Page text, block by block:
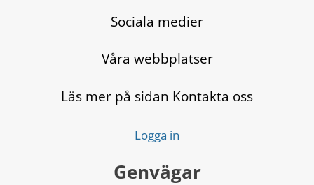
Sociala medier
Våra webbplatser
Läs mer på sidan Kontakta oss
Logga in
Genvägar